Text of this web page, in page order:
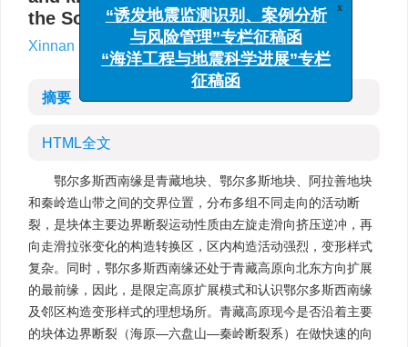
the Southwestern Ordos block
Xinnan Li
摘要
HTML全文
鄂尔多斯西南缘是青藏地块、鄂尔多斯地块、阿拉善地块
和秦岭造山带之间的交界位置，分布多组不同走向的活动断
裂，是块体主要边界断裂运动性质由左旋走滑向挤压逆冲，再
向走滑拉张变化的构造转换区，区内构造活动强烈，变形样式
复杂。同时，鄂尔多斯西南缘还处于青藏高原向北东方向扩展
的最前缘，因此，是限定高原扩展模式和认识鄂尔多斯西南缘
及邻区构造变形样式的理想场所。青藏高原现今是否沿着主要
的块体边界断裂（海原—六盘山—秦岭断裂系）在做快速的向
与风险管理”专栏征稿函
“海洋工程与地震科学进展”专栏
征稿函